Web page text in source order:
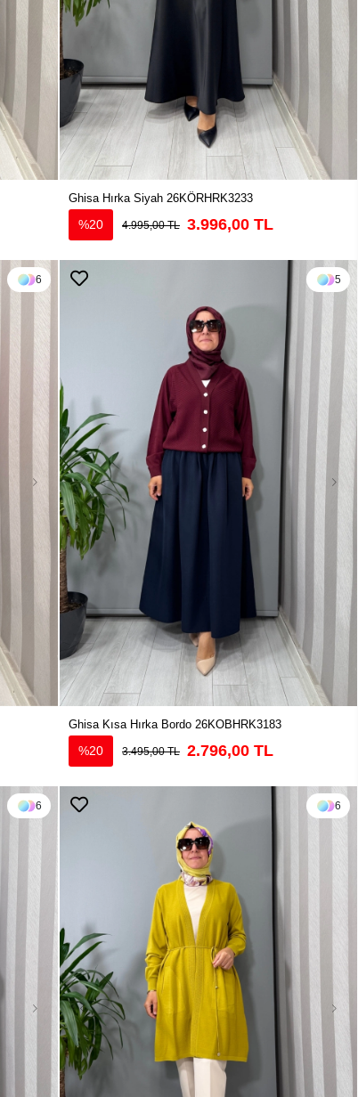
Ghisa Hırka Siyah 26KÖRHRK3233
%20 4.995,00 TL 3.996,00 TL
6 5
Ghisa Kısa Hırka Bordo 26KOBHRK3183
%20 3.495,00 TL 2.796,00 TL
6 6